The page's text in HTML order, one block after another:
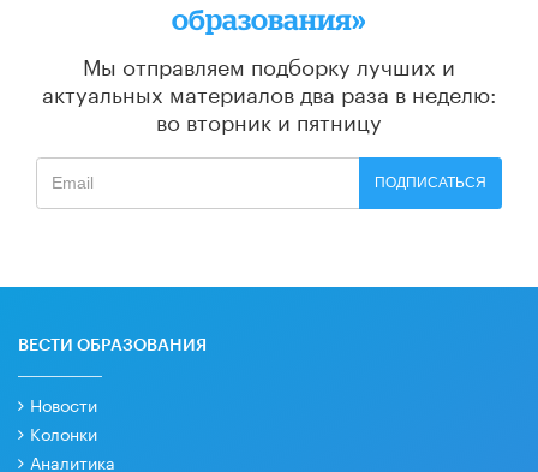
образования»
Мы отправляем подборку лучших и
актуальных материалов два раза в неделю:
во вторник и пятницу
ПОДПИСАТЬСЯ
ВЕСТИ ОБРАЗОВАНИЯ
Новости
Колонки
Аналитика